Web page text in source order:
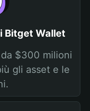
Bitget Wallet
$300 milioni
gli asset e le